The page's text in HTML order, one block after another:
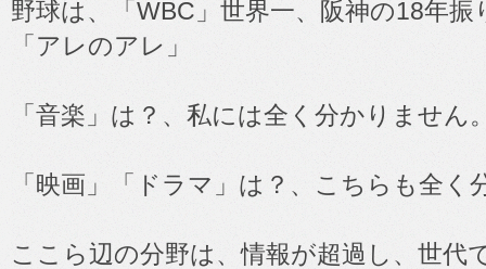
野球は、「WBC」世界一、阪神の18年
「アレのアレ」
「音楽」は？、私には全く分かりません
「映画」「ドラマ」は？、こちらも全く
ここら辺の分野は、情報が超過し、世代